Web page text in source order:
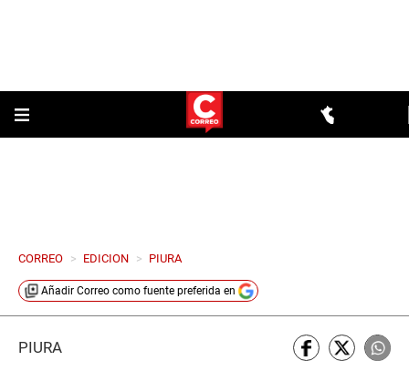
CORREO > EDICION > PIURA
Añadir Correo como fuente preferida en
PIURA